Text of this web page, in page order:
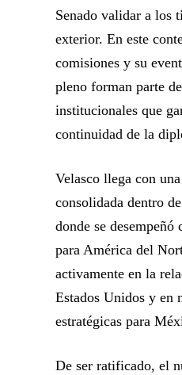
Senado validar a los
exterior. En este
comisiones y su
pleno forman parte
institucionales que
continuidad de la
Velasco llega con
consolidada dentro
donde se desempeñó
para América del
activamente en la
Estados Unidos y en
estratégicas para
De ser ratificado, el